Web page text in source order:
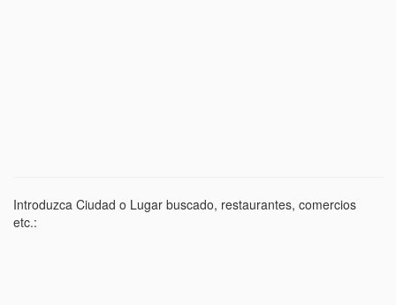
Introduzca Ciudad o Lugar buscado, restaurantes, comercios
etc.: